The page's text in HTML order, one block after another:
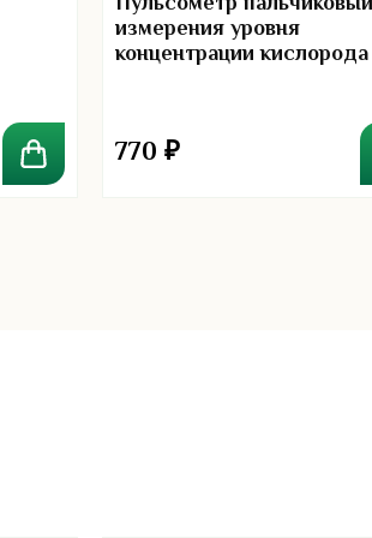
измерения уровня
концентрации
770 ₽